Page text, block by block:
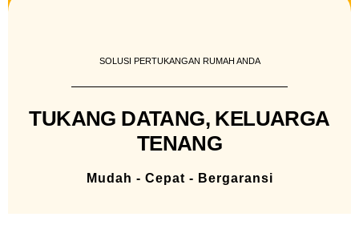
SOLUSI PERTUKANGAN RUMAH ANDA
TUKANG DATANG, KELUARGA
TENANG
Mudah - Cepat - Bergaransi